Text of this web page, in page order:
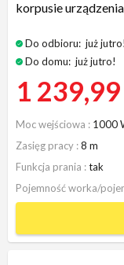
korpusie
Do odbioru: już jutro!
Do domu: już jutro!
1 239,99
Moc wejściowa
1000
Zasięg pracy 8 m
Funkcja prania
tak
Pojemność worka/